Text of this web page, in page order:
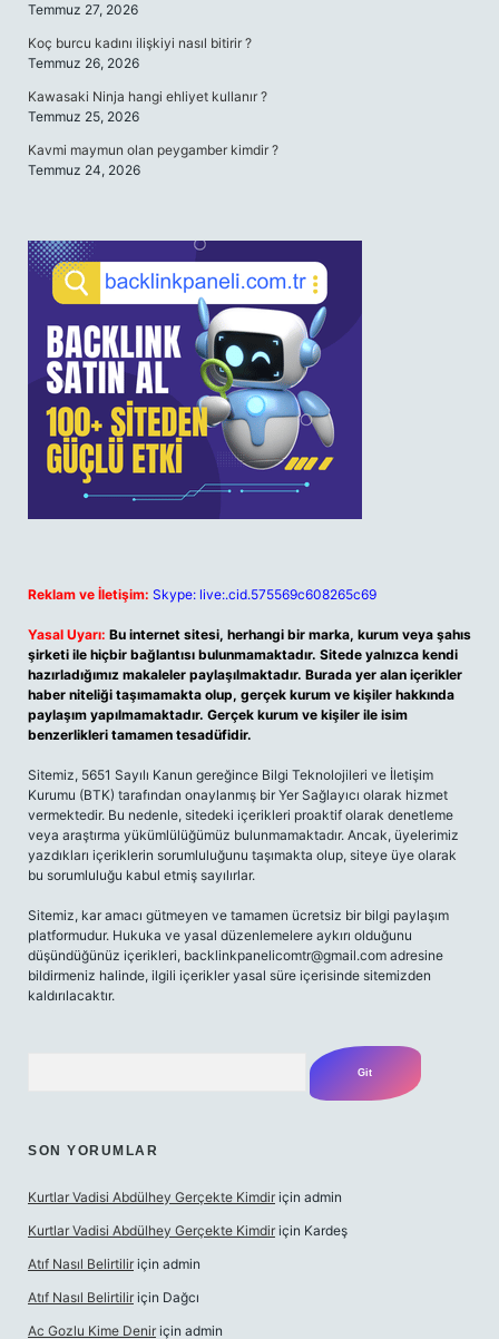
Temmuz 27, 2026
Koç burcu kadını ilişkiyi nasıl bitirir ?
Temmuz 26, 2026
Kawasaki Ninja hangi ehliyet kullanır ?
Temmuz 25, 2026
Kavmi maymun olan peygamber kimdir ?
Temmuz 24, 2026
Reklam ve İletişim: Skype: live:.cid.575569c608265c69
Yasal Uyarı: Bu internet sitesi, herhangi bir marka, kurum veya şahıs
şirketi ile hiçbir bağlantısı bulunmamaktadır. Sitede yalnızca kendi
hazırladığımız makaleler paylaşılmaktadır. Burada yer alan içerikler
haber niteliği taşımamakta olup, gerçek kurum ve kişiler hakkında
paylaşım yapılmamaktadır. Gerçek kurum ve kişiler ile isim
benzerlikleri tamamen tesadüfidir.
Sitemiz, 5651 Sayılı Kanun gereğince Bilgi Teknolojileri ve İletişim
Kurumu (BTK) tarafından onaylanmış bir Yer Sağlayıcı olarak hizmet
vermektedir. Bu nedenle, sitedeki içerikleri proaktif olarak denetleme
veya araştırma yükümlülüğümüz bulunmamaktadır. Ancak, üyelerimiz
yazdıkları içeriklerin sorumluluğunu taşımakta olup, siteye üye olarak
bu sorumluluğu kabul etmiş sayılırlar.
Sitemiz, kar amacı gütmeyen ve tamamen ücretsiz bir bilgi paylaşım
platformudur. Hukuka ve yasal düzenlemelere aykırı olduğunu
düşündüğünüz içerikleri, backlinkpanelicomtr@gmail.com adresine
bildirmeniz halinde, ilgili içerikler yasal süre içerisinde sitemizden
kaldırılacaktır.
SON YORUMLAR
Kurtlar Vadisi Abdülhey Gerçekte Kimdir için admin
Kurtlar Vadisi Abdülhey Gerçekte Kimdir için Kardeş
Atıf Nasıl Belirtilir için admin
Atıf Nasıl Belirtilir için Dağcı
Ac Gozlu Kime Denir için admin